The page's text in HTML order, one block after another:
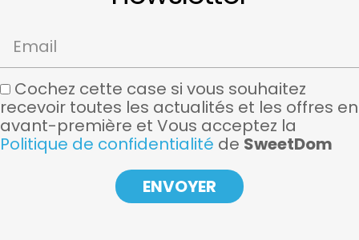
Email
Cochez cette case si vous souhaitez
recevoir toutes les actualités et les offres en
avant-première et Vous acceptez la
Politique de confidentialité de SweetDom